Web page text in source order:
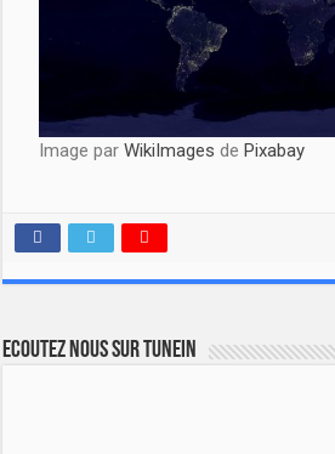
Image parWikiImages dePixabay
Ecoutez nous sur TuneIn